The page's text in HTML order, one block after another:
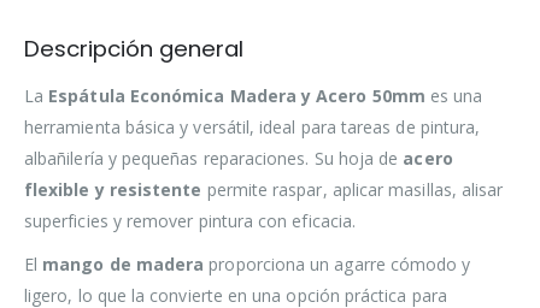
Descripción general
La Espátula Económica Madera y Acero 50mm es una
herramienta básica y versátil, ideal para tareas de pintura,
albañilería y pequeñas reparaciones. Su hoja de acero
flexible y resistente permite raspar, aplicar masillas, alisar
superficies y remover pintura con eficacia.
El mango de madera proporciona un agarre cómodo y
ligero, lo que la convierte en una opción práctica para